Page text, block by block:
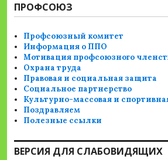
ПРОФСОЮЗ
Профсоюзный комитет
Информация о ППО
Мотивация профсоюзного
Охрана труда
Правовая и социальная защита
Социальное партнерство
Культурно-массовая и
Поздравляем
Полезные ссылки
ВЕРСИЯ ДЛЯ СЛАБОВИДЯЩИХ